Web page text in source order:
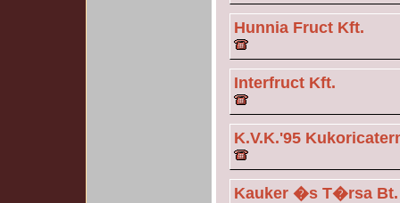
Hunnia Fruct Kft.
Interfruct Kft.
K.V.K.'95
Kauker �s T�rsa Bt.